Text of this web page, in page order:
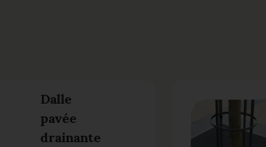
Dalle
pavée
drainante